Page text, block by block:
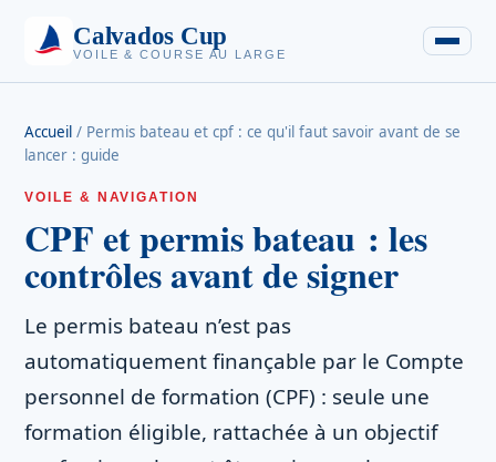
Calvados Cup
VOILE & COURSE AU LARGE
Accueil / Permis bateau et cpf : ce qu'il faut savoir avant de se
lancer : guide
VOILE & NAVIGATION
CPF et permis bateau : les
contrôles avant de signer
Le permis bateau n’est pas
automatiquement finançable par le Compte
personnel de formation (CPF) : seule une
formation éligible, rattachée à un objectif